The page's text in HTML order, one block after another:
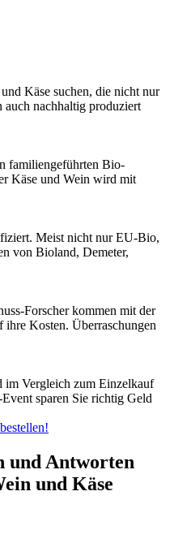
Käse suchen, die nicht nur
auch nachhaltig produziert
familiengeführten Bio-
Käse und Wein wird mit
Meist nicht nur EU-Bio,
von Bioland, Demeter,
Forscher kommen mit der
Kosten. Überraschungen
im Vergleich zum Einzelkauf
sparen Sie richtig Geld
und Antworten
und Käse